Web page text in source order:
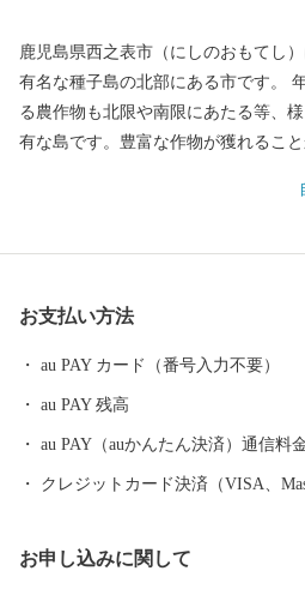
鹿児島県西之表市（にしのおもてし
有名な種子島の北部にある市です。
る農作物も北限や南限にあたる等、
有な島です。豊富な作物が獲れるこ
宇宙開発で未来を担うロケット打ち
の「ヨガの聖地」としても認定されました。 特産品と
之表市の安納地区で作られる「安納
ださい。 また、現在では日本で唯一
統製法にて作られている全て手作業
である「種子鋏（たねばさみ）」、
お支払い方法
au PAY カード（番号入力不要）
au PAY 残高
au PAY（auかんたん決済）通信料
クレジットカード決済（VISA、
お申し込みに関して